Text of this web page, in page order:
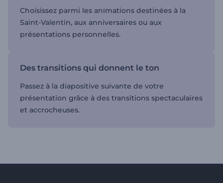
Choisissez parmi les animations destinées à la
Saint-Valentin, aux anniversaires ou aux
présentations personnelles.
Des transitions qui donnent le ton
Passez à la diapositive suivante de votre
présentation grâce à des transitions spectaculaires
et accrocheuses.